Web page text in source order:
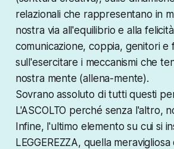
relazionali che rappresentano in
nostra via all'equilibrio e alla
comunicazione, coppia, genitori e
sull'esercitare i meccanismi che
nostra mente (allena-mente).
Sovrano assoluto di tutti questi
L'ASCOLTO perché senza l'altro,
Infine, l'ultimo elemento su cui si
LEGGEREZZA, quella